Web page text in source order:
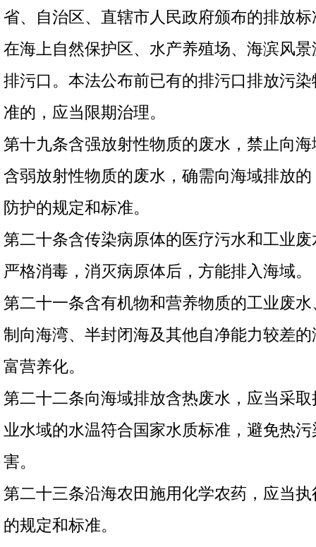
省、自治区、直辖市人民政府颁布的排放
在海上自然保护区、水产养殖场、海滨风
排污口。本法公布前已有的排污口排放污
准的，应当限期治理。
第十九条含强放射性物质的废水，禁止向
含弱放射性物质的废水，确需向海域排放
防护的规定和标准。
第二十条含传染病原体的医疗污水和工业
严格消毒，消灭病原体后，方能排入海域。
第二十一条含有机物和营养物质的工业废
制向海湾、半封闭海及其他自净能力较差
富营养化。
第二十二条向海域排放含热废水，应当采
业水域的水温符合国家水质标准，避免热
害。
第二十三条沿海农田施用化学农药，应当
的规定和标准。